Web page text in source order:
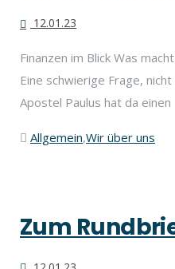
12.01.23
Finanzen im Blick Was
Eine schwierige Frage,
Apostel Paulus hat da einen
Allgemein,Wir über uns
Zum